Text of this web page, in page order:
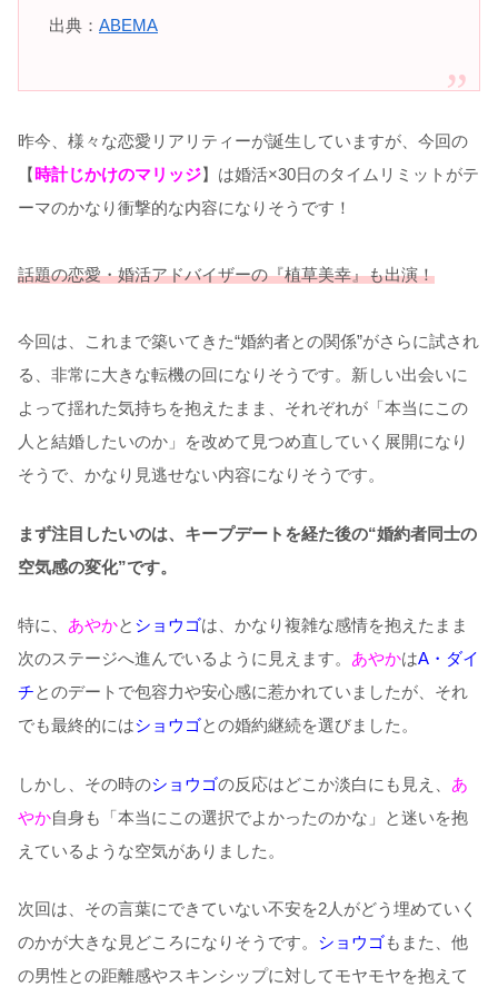
出典： ABEMA
昨今、様々な恋愛リアリティーが誕生していますが、今回の
【時計じかけのマリッジ】は婚活×30日のタイムリミットがテ
ーマのかなり衝撃的な内容になりそうです！
話題の恋愛・婚活アドバイザーの『植草美幸』も出演！
今回は、これまで築いてきた“婚約者との関係”がさらに試され
る、非常に大きな転機の回になりそうです。新しい出会いに
よって揺れた気持ちを抱えたまま、それぞれが「本当にこの
人と結婚したいのか」を改めて見つめ直していく展開になり
そうで、かなり見逃せない内容になりそうです。
まず注目したいのは、キープデートを経た後の“婚約者同士の
空気感の変化”です。
特に、 あやかと ショウゴは、かなり複雑な感情を抱えたまま
次のステージへ進んでいるように見えます。 あやかはA・ダイ
チとのデートで包容力や安心感に惹かれていましたが、それ
でも最終的にはショウゴとの婚約継続を選びました。
しかし、その時のショウゴの反応はどこか淡白にも見え、 あ
やか自身も「本当にこの選択でよかったのかな」と迷いを抱
えているような空気がありました。
次回は、その言葉にできていない不安を2人がどう埋めていく
のかが大きな見どころになりそうです。 ショウゴもまた、他
の男性との距離感やスキンシップに対してモヤモヤを抱えて